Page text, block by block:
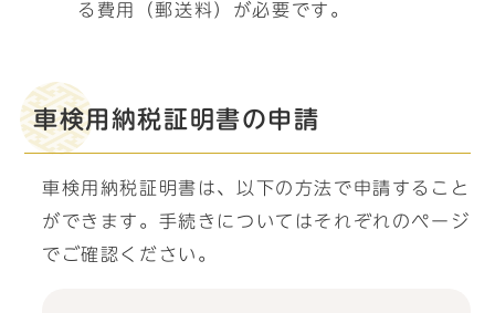
る費用（郵送料）が必要です。
車検用納税証明書の申請
車検用納税証明書は、以下の方法で申請すること
ができます。手続きについてはそれぞれのページ
でご確認ください。